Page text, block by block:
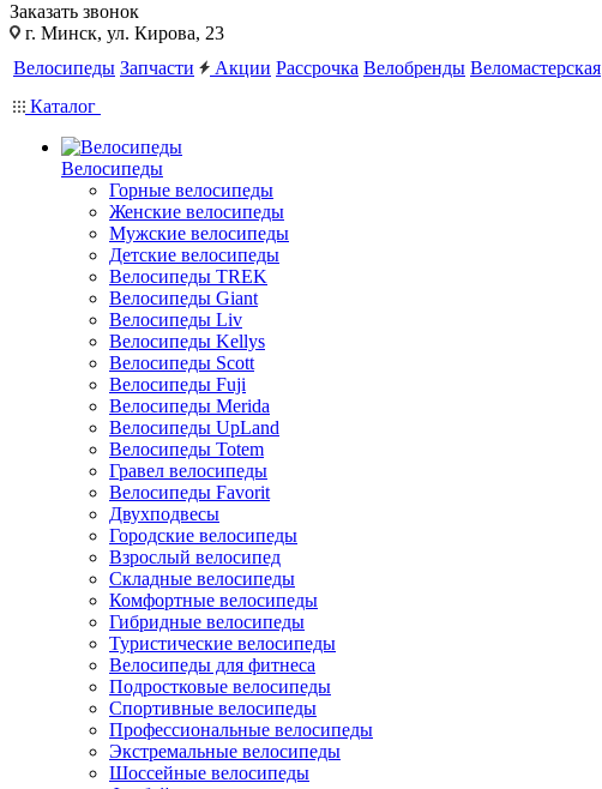
Заказать звонок
г. Минск, ул. Кирова, 23
Велосипеды Запчасти Акции Рассрочка Велобренды Веломастерская
Каталог
Велосипеды
Горные велосипеды
Женские велосипеды
Мужские велосипеды
Детские велосипеды
Велосипеды TREK
Велосипеды Giant
Велосипеды Liv
Велосипеды Kellys
Велосипеды Scott
Велосипеды Fuji
Велосипеды Merida
Велосипеды UpLand
Велосипеды Totem
Гравел велосипеды
Велосипеды Favorit
Двухподвесы
Городские велосипеды
Взрослый велосипед
Складные велосипеды
Комфортные велосипеды
Гибридные велосипеды
Туристические велосипеды
Велосипеды для фитнеса
Подростковые велосипеды
Спортивные велосипеды
Профессиональные велосипеды
Экстремальные велосипеды
Шоссейные велосипеды